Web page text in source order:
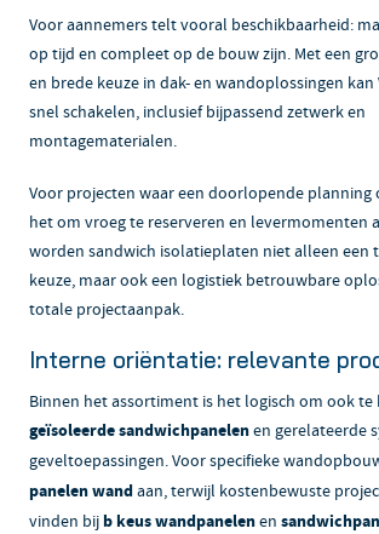
Voor aannemers telt vooral beschikbaarheid:
op tijd en compleet op de bouw zijn. Met een
en brede keuze in dak- en wandoplossingen
snel schakelen, inclusief bijpassend zetwerk en
montagematerialen.
Voor projecten waar een doorlopende planning
het om vroeg te reserveren en levermomenten
worden sandwich isolatieplaten niet alleen een
keuze, maar ook een logistiek betrouwbare
totale projectaanpak.
Interne oriëntatie: relevante
Binnen het assortiment is het logisch om ook te
geïsoleerde sandwichpanelenen gerelateerde
geveltoepassingen. Voor specifieke
panelen wandaan, terwijl kostenbewuste
vinden bijb keus wandpanelenen